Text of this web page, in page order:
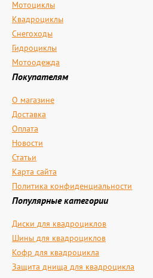
Мотоциклы
Квадроциклы
Снегоходы
Гидроциклы
Мотоодежда
Покупателям
О магазине
Доставка
Оплата
Новости
Статьи
Карта сайта
Политика конфиденциальности
Популярные категории
Диски для квадроциклов
Шины для квадроциклов
Кофр для квадроцикла
Защита днища для квадроцикла